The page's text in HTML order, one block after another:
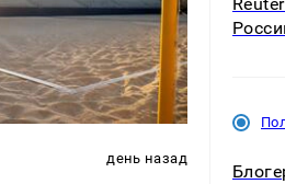
день назад